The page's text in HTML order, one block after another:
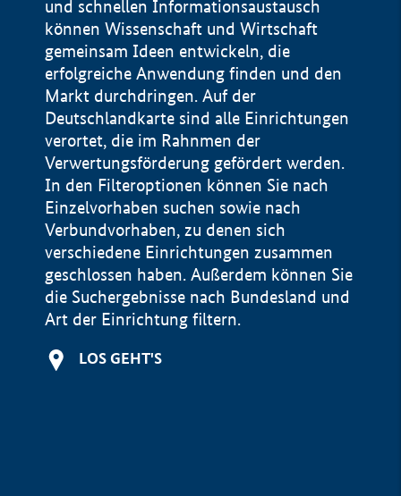
und schnellen Informationsaustausch
können Wissenschaft und Wirtschaft
gemeinsam Ideen entwickeln, die
erfolgreiche Anwendung finden und den
Markt durchdringen. Auf der
Deutschlandkarte sind alle Einrichtungen
verortet, die im Rahnmen der
Verwertungsförderung gefördert werden.
In den Filteroptionen können Sie nach
Einzelvorhaben suchen sowie nach
Verbundvorhaben, zu denen sich
verschiedene Einrichtungen zusammen
geschlossen haben. Außerdem können Sie
die Suchergebnisse nach Bundesland und
Art der Einrichtung filtern.
LOS GEHT'S